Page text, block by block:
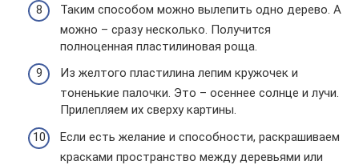
Таким способом можно вылепить одно дерево. А
можно – сразу несколько. Получится
полноценная пластилиновая роща.
Из желтого пластилина лепим кружочек и
тоненькие палочки. Это – осеннее солнце и лучи.
Прилепляем их сверху картины.
Если есть желание и способности, раскрашиваем
красками пространство между деревьями или